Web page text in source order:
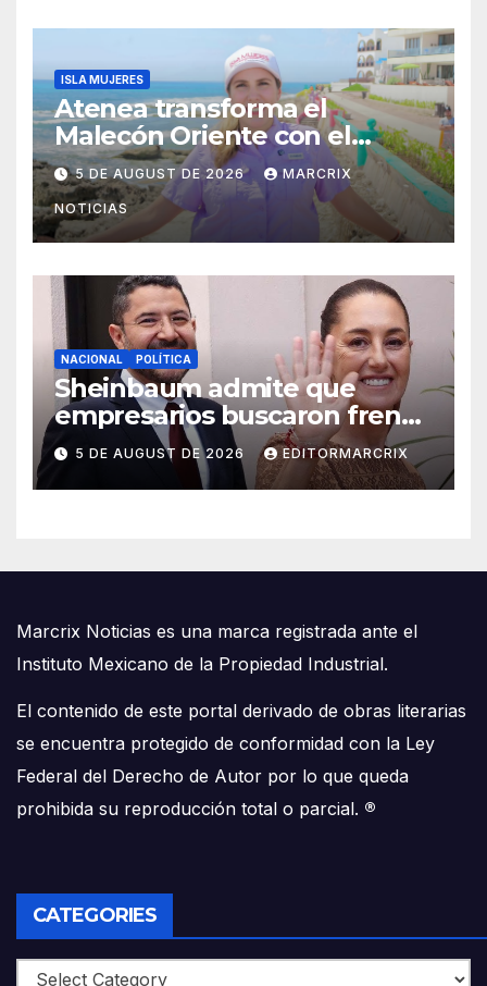
ISLA MUJERES
Atenea transforma el
Malecón Oriente con el
nuevo Paseo de las Sirenas
5 DE AUGUST DE 2026 MARCRIX
NOTICIAS
NACIONAL POLÍTICA
Sheinbaum admite que
empresarios buscaron frenar
llegada de Batres a la Corte
5 DE AUGUST DE 2026 EDITORMARCRIX
Marcrix Noticias es una marca registrada ante el
Instituto Mexicano de la Propiedad Industrial.
El contenido de este portal derivado de obras literarias
se encuentra protegido de conformidad con la Ley
Federal del Derecho de Autor por lo que queda
prohibida su reproducción total o parcial. ®
CATEGORIES
Categories